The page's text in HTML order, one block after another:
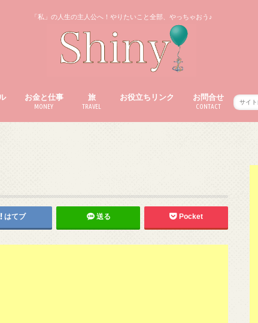
「私」の人生の主人公へ！やりたいこと全部、やっちゃおう♪
お金と仕事
MONEY
旅
TRAVEL
お役立ちリンク お問合せ
CONTACT
はてブ 送る Pocket